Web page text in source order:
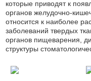
которые приводят к
органов желудочно-
относится к наиболее
заболеваний твердых
органов пищеварения,
структуры